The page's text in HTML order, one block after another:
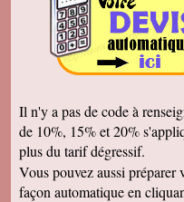
de 1980 à ce jour .
vais communiquer
entourage...
Véronique F.
Marc T.
J'ai reçu le DVD
d'autres bandes à
Cordialement
François L.
Il n'y a pas de code à
de 10%, 15% et 20%
plus du tarif dégressif.
Vous pouvez aussi préparer
façon automatique en